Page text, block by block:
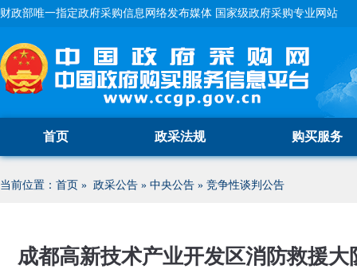
财政部唯一指定政府采购信息网络发布媒体 国家级政府采购专业网站
首页 政采法规 购买服务
当前位置： 首页 » 政采公告 » 中央公告 » 竞争性谈判公告
成都高新技术产业开发区消防救援